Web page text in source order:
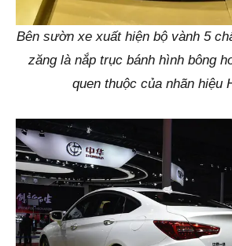
Bên sườn xe xuất hiện bộ vành 5
zăng là nắp trục bánh hình bông
quen thuộc của nhãn hiệu